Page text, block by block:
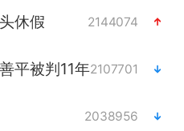
休假 2144074
平被判11年2107701
2038956